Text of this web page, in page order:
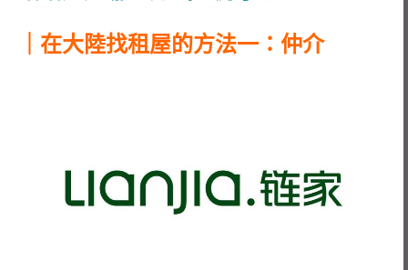
｜在大陸找租屋的方法一：仲介